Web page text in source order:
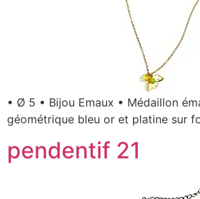
• Ø 5 • Bijou Emaux • Médaillon
géométrique bleu or et platine sur
pendentif 21